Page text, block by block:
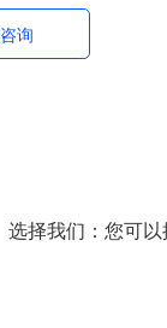
询
选择我们：您可